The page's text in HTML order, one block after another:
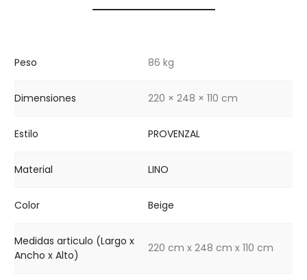
Peso 86 kg
Dimensiones 220 × 248 × 110 cm
Estilo PROVENZAL
Material LINO
Color Beige
Medidas articulo (Largo x
Ancho x Alto)
220 cm x 248 cm x 110 cm